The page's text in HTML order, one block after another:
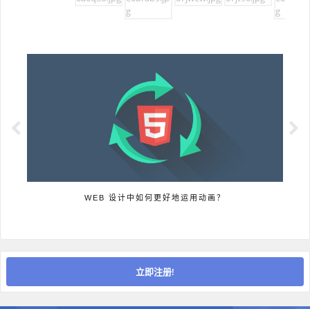
WEB 设计中如何更好地运用动画？
立即注册!